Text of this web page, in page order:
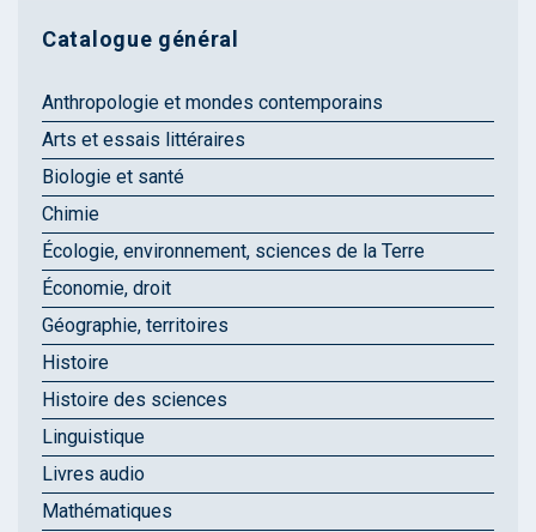
Catalogue général
Anthropologie et mondes contemporains
Arts et essais littéraires
Biologie et santé
Chimie
Écologie, environnement, sciences de la Terre
Économie, droit
Géographie, territoires
Histoire
Histoire des sciences
Linguistique
Livres audio
Mathématiques